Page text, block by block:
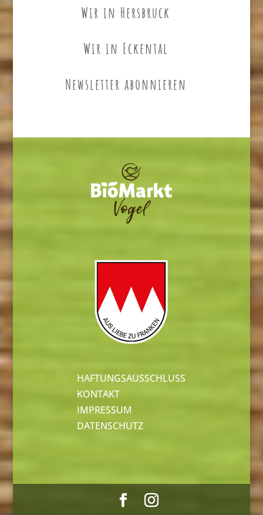
Wir in Hersbruck
Wir in Eckental
Newsletter abonnieren
HAFTUNGSAUSSCHLUSS
KONTAKT
IMPRESSUM
DATENSCHUTZ